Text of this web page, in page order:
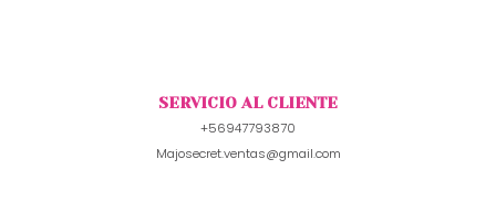
SERVICIO AL CLIENTE
+56947793870
Majosecret.ventas@gmail.com